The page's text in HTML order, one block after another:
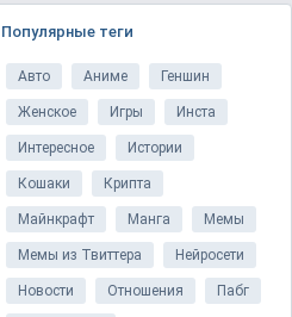
Популярные теги
Авто Аниме Геншин
Женское Игры Инста
Интересное Истории
Кошаки Крипта
Майнкрафт Манга Мемы
Мемы из Твиттера Нейросети
Новости Отношения Пабг